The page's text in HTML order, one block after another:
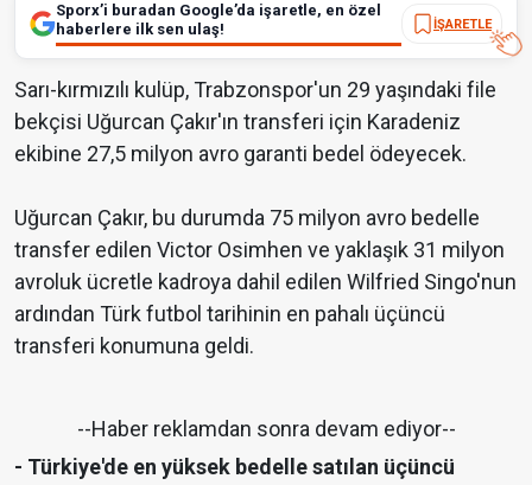
Sporx’i buradan Google’da işaretle, en özel
haberlere ilk sen ulaş!
İŞARETLE
Sarı-kırmızılı kulüp, Trabzonspor'un 29 yaşındaki file
bekçisi Uğurcan Çakır'ın transferi için Karadeniz
ekibine 27,5 milyon avro garanti bedel ödeyecek.
Uğurcan Çakır, bu durumda 75 milyon avro bedelle
transfer edilen Victor Osimhen ve yaklaşık 31 milyon
avroluk ücretle kadroya dahil edilen Wilfried Singo'nun
ardından Türk futbol tarihinin en pahalı üçüncü
transferi konumuna geldi.
--Haber reklamdan sonra devam ediyor--
- Türkiye'de en yüksek bedelle satılan üçüncü